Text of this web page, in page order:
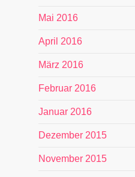
Mai 2016
April 2016
März 2016
Februar 2016
Januar 2016
Dezember 2015
November 2015